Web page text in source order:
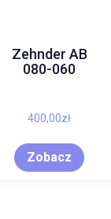
Zehnder AB
080-060
400,00zł
Zobacz